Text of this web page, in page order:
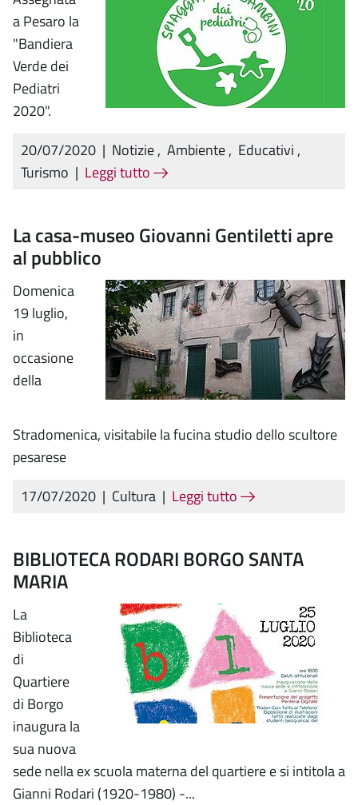
a Pesaro la
"Bandiera
Verde dei
Pediatri
2020".
20/07/2020 | Notizie, Ambiente, Educativi ,
Turismo | Leggi tutto
La casa-museo Giovanni Gentiletti apre
al pubblico
Domenica
19 luglio,
in
occasione
della
Stradomenica, visitabile la fucina studio dello scultore
pesarese
17/07/2020 | Cultura | Leggi tutto
BIBLIOTECA RODARI BORGO SANTA
MARIA
La
Biblioteca
di
Quartiere
di Borgo
inaugura la
sua nuova
sede nella ex scuola materna del quartiere e si intitola a
Gianni Rodari (1920-1980) -...